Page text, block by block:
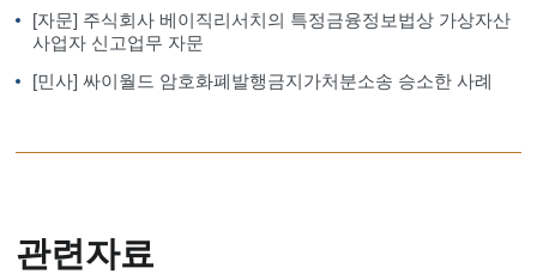
[자문] 주식회사 베이직리서치의 특정금융정보법상 가상자산
사업자 신고업무 자문
[민사] 싸이월드 암호화폐발행금지가처분소송 승소한 사례
관련자료